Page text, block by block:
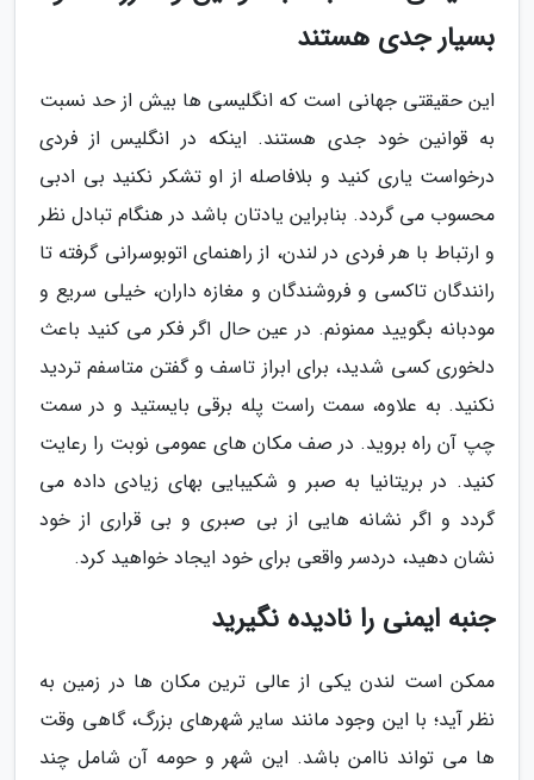
بسیار جدی هستند
این حقیقتی جهانی است که انگلیسی ها بیش از حد نسبت
به قوانین خود جدی هستند. اینکه در انگلیس از فردی
درخواست یاری کنید و بلافاصله از او تشکر نکنید بی ادبی
محسوب می گردد. بنابراین یادتان باشد در هنگام تبادل نظر
و ارتباط با هر فردی در لندن، از راهنمای اتوبوسرانی گرفته تا
رانندگان تاکسی و فروشندگان و مغازه داران، خیلی سریع و
مودبانه بگویید ممنونم. در عین حال اگر فکر می کنید باعث
دلخوری کسی شدید، برای ابراز تاسف و گفتن متاسفم تردید
نکنید. به علاوه، سمت راست پله برقی بایستید و در سمت
چپ آن راه بروید. در صف مکان های عمومی نوبت را رعایت
کنید. در بریتانیا به صبر و شکیبایی بهای زیادی داده می
گردد و اگر نشانه هایی از بی صبری و بی قراری از خود
نشان دهید، دردسر واقعی برای خود ایجاد خواهید کرد.
جنبه ایمنی را نادیده نگیرید
ممکن است لندن یکی از عالی ترین مکان ها در زمین به
نظر آید؛ با این وجود مانند سایر شهرهای بزرگ، گاهی وقت
ها می تواند ناامن باشد. این شهر و حومه آن شامل چند